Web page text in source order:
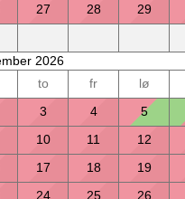
27 28 29
2026
to fr lø
3 4 5
10 11 12
17 18 19
24 25 26